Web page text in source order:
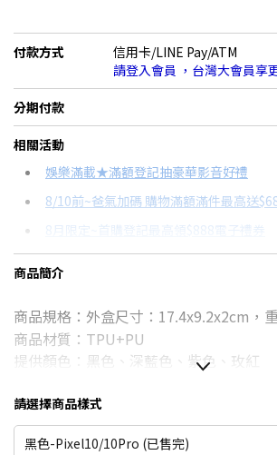
付款方式
信用卡/LINE Pay/ATM
請登入會員 ，台灣大會員享
分期付款
＊實際可分期數、適用利率，請以購物車顯示
信用卡分期
分期數
12期
24期
每期金額
$25
$13
相關活動
娛樂滿載★滿額登記抽豪華影音好禮
8/10前~爸氣加碼 購物滿額滿件最高送
8月限定~首購登記最高領$888電子禮券
台灣大哥大Open Possible聯名卡滿額最
商品簡介
商品規格：外盒尺寸：17.4x9.2x2cm，
商品材質：TPU+PU
提供顏色：黑色、深藍色、紫色、玫紅
．磁扣設計，皮套不隨意開闔
請選擇商品樣式
黑色-Pixel10/10Pro (已售完)